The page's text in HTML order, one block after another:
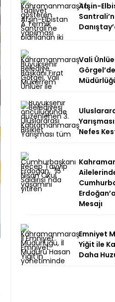
Afşin-
Vali
Nefes
Mesajı
Emniyet
Yiğit ile
Daha